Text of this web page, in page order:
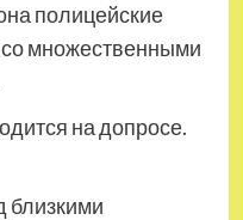
полицейские
множественными
на допросе.
близкими